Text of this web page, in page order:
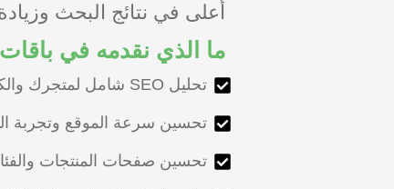
أعلى في نتائج البحث
ما الذي نقدمه في
تحليل SEO شامل لمتجرك والكشف عن جميع الأخطاء التقنية
تحسين سرعة الموقع وتجربة
تحسين صفحات المنتجات